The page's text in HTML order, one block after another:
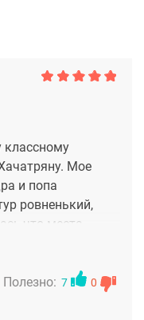
классному
Мое
и попа
ровненький,
места
раз это
Доктор конечно
создать
Полезно: 7 0